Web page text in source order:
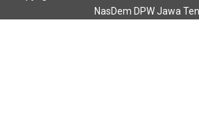
NasDem DPW Jawa